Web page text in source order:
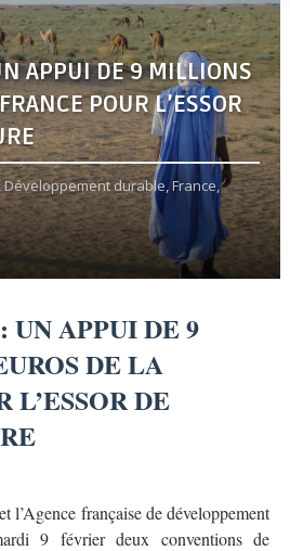
APPUI DE 9 MILLIONS
POUR L’ESSOR
Développement durable,France,
APPUI DE 9
DE LA
L’ESSOR DE
l’Agence française de développement
9 février deux conventions de